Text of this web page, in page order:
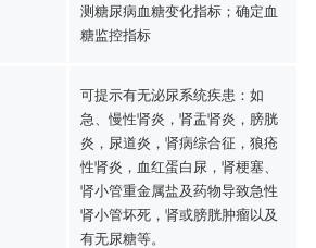
测糖尿病血糖变化指标；确定血
糖监控指标
可提示有无泌尿系统疾患：如
急、慢性肾炎，肾盂肾炎，膀胱
炎，尿道炎，肾病综合征，狼疮
性肾炎，血红蛋白尿，肾梗塞、
肾小管重金属盐及药物导致急性
肾小管坏死，肾或膀胱肿瘤以及
有无尿糖等。